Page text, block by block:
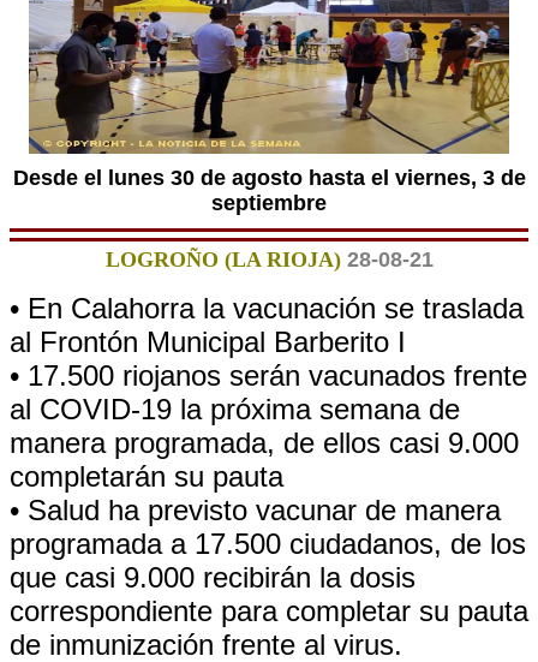
Desde el lunes 30 de agosto hasta el viernes, 3 de
septiembre
LOGROÑO (LA RIOJA) 28-08-21
• En Calahorra la vacunación se traslada
al Frontón Municipal Barberito I
• 17.500 riojanos serán vacunados frente
al COVID-19 la próxima semana de
manera programada, de ellos casi 9.000
completarán su pauta
• Salud ha previsto vacunar de manera
programada a 17.500 ciudadanos, de los
que casi 9.000 recibirán la dosis
correspondiente para completar su pauta
de inmunización frente al virus.